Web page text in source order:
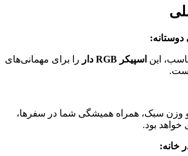
اسپیکر RGB دار
را برای مهمانی‌های
همراه همیشگی شما در سفرها،